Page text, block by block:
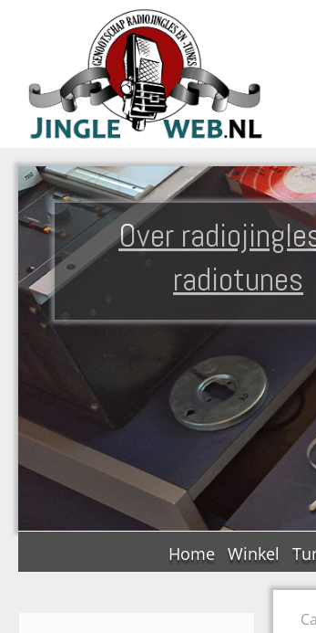
Over
radiotunes
Home Winkel